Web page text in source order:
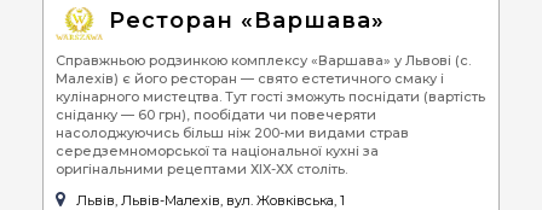
Ресторан «Варшава»
Справжньою родзинкою комплексу «Варшава» у Львові (с.
Малехів) є його ресторан — свято естетичного смаку і
кулінарного мистецтва. Тут гості зможуть поснідати (вартість
сніданку — 60 грн), пообідати чи повечеряти
насолоджуючись більш ніж 200-ми видами страв
середземноморської та національної кухні за
оригінальними рецептами ХІХ-ХХ століть.
Львів, Львів-Малехів, вул. Жовківська, 1